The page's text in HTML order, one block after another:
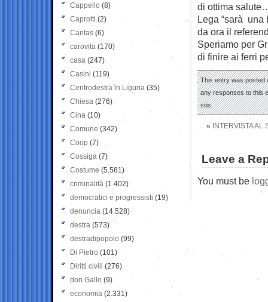
di ottima
Lega “sarà una
da ora il
Speriamo per
di finire ai ferri
This entry was posted
any responses to this
site.
« INTERVISTA
Leave a
You must be
Cappello (8)
Caprotti (2)
Caritas (6)
carovita (170)
casa (247)
Casini (119)
Centrodestra in Liguria (35)
Chiesa (276)
Cina (10)
Comune (342)
Coop (7)
Cossiga (7)
Costume (5.581)
criminalità (1.402)
democratici e progressisti (19)
denuncia (14.528)
destra (573)
destradipopolo (99)
Di Pietro (101)
Diritti civili (276)
don Gallo (9)
economia (2.331)